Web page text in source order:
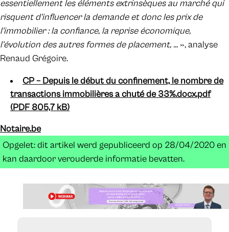
essentiellement les éléments extrinsèques au marché qui
risquent d’influencer la demande et donc les prix de
l’immobilier : la confiance, la reprise économique,
l’évolution des autres formes de placement, …», analyse
Renaud Grégoire.
CP – Depuis le début du confinement, le nombre de
transactions immobilières a chuté de 33%.docx.pdf
(PDF 805,7 kB)
Notaire.be
Opgelet: dit artikel werd gepubliceerd op 28/04/2020 en
kan daardoor verouderde informatie bevatten.